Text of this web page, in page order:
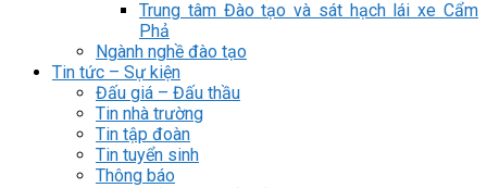
Trung tâm Đào tạo và sát hạch lái xe Cẩm
Phả
Ngành nghề đào tạo
Tin tức – Sự kiện
Đấu giá – Đấu thầu
Tin nhà trường
Tin tập đoàn
Tin tuyển sinh
Thông báo